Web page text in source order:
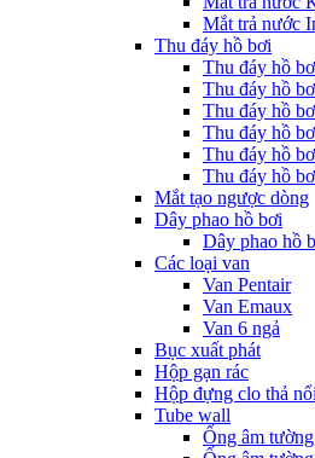
Mắt trả nước
Thu đáy hồ bơi
Thu đáy hồ
Thu đáy hồ
Thu đáy hồ
Thu đáy hồ
Thu đáy hồ
Thu đáy hồ
Mắt tạo ngược dòng
Dây phao hồ bơi
Dây phao hồ
Các loại van
Van Pentair
Van Emaux
Van 6 ngả
Bục xuất phát
Hộp gạn rác
Hộp đựng clo thả nổi
Tube wall
Ống âm